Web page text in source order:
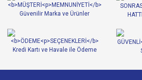
Ürün açıklamasında eksik bilgiler bulunuyor.
Ürün bilgilerinde hatalar bulunuyor.
Ürün fiyatı diğer sitelerden daha pahalı.